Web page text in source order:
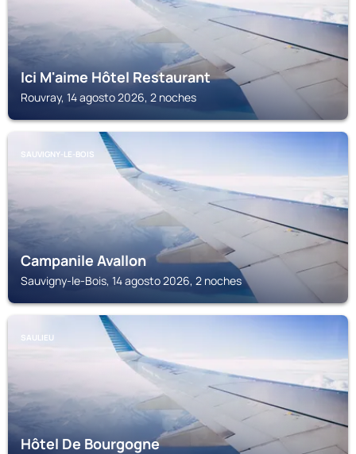
Ici M'aime Hôtel Restaurant
Rouvray, 14 agosto 2026, 2 noches
SAUVIGNY-LE-BOIS
Campanile Avallon
Sauvigny-le-Bois, 14 agosto 2026, 2 noches
SAULIEU
Hôtel De Bourgogne